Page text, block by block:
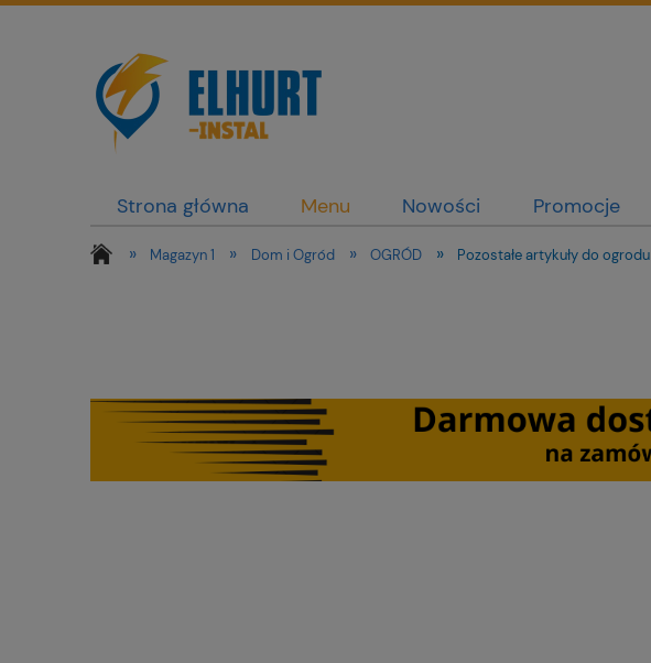
Strona główna Menu Nowości Promocje
» Magazyn 1 » Dom i Ogród » OGRÓD » Pozostałe artykuły do ogrodu